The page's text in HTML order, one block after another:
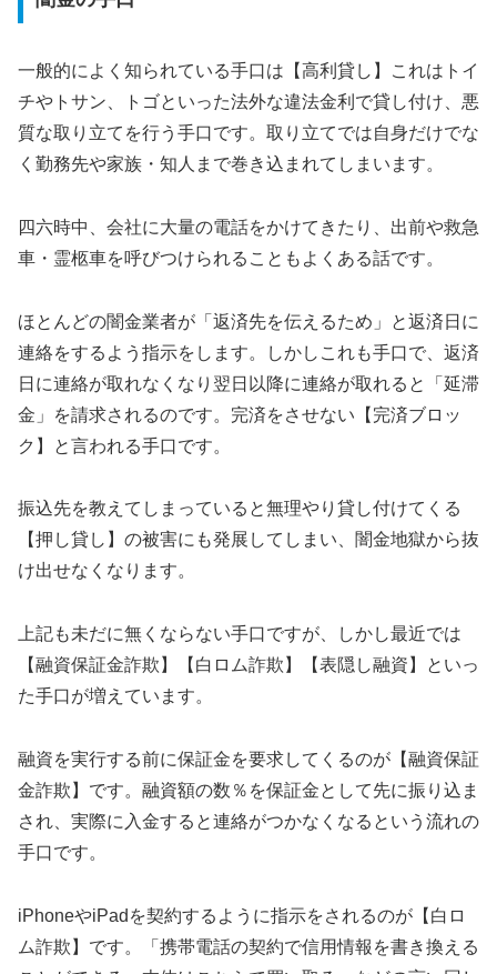
一般的によく知られている手口は【高利貸し】これはトイ
チやトサン、トゴといった法外な違法金利で貸し付け、悪
質な取り立てを行う手口です。取り立てでは自身だけでな
く勤務先や家族・知人まで巻き込まれてしまいます。
四六時中、会社に大量の電話をかけてきたり、出前や救急
車・霊柩車を呼びつけられることもよくある話です。
ほとんどの闇金業者が「返済先を伝えるため」と返済日に
連絡をするよう指示をします。しかしこれも手口で、返済
日に連絡が取れなくなり翌日以降に連絡が取れると「延滞
金」を請求されるのです。完済をさせない【完済ブロッ
ク】と言われる手口です。
振込先を教えてしまっていると無理やり貸し付けてくる
【押し貸し】の被害にも発展してしまい、闇金地獄から抜
け出せなくなります。
上記も未だに無くならない手口ですが、しかし最近では
【融資保証金詐欺】【白ロム詐欺】【表隠し融資】といっ
た手口が増えています。
融資を実行する前に保証金を要求してくるのが【融資保証
金詐欺】です。融資額の数％を保証金として先に振り込ま
され、実際に入金すると連絡がつかなくなるという流れの
手口です。
iPhoneやiPadを契約するように指示をされるのが【白ロ
ム詐欺】です。「携帯電話の契約で信用情報を書き換える